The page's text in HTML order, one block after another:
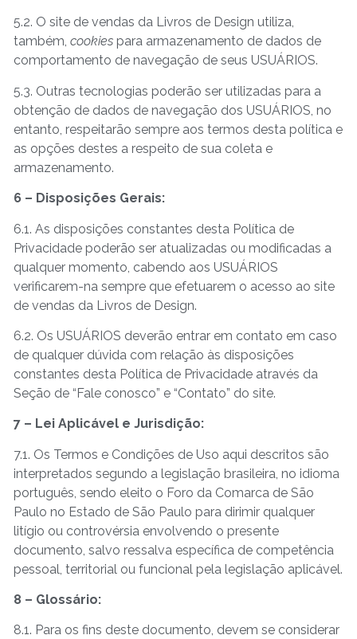
5.2. O site de vendas da Livros de Design utiliza,
também, cookies para armazenamento de dados de
comportamento de navegação de seus USUÁRIOS.
5.3. Outras tecnologias poderão ser utilizadas para a
obtenção de dados de navegação dos USUÁRIOS, no
entanto, respeitarão sempre aos termos desta política e
as opções destes a respeito de sua coleta e
armazenamento.
6 – Disposições Gerais:
6.1. As disposições constantes desta Política de
Privacidade poderão ser atualizadas ou modificadas a
qualquer momento, cabendo aos USUÁRIOS
verificarem-na sempre que efetuarem o acesso ao site
de vendas da Livros de Design.
6.2. Os USUÁRIOS deverão entrar em contato em caso
de qualquer dúvida com relação às disposições
constantes desta Política de Privacidade através da
Seção de “Fale conosco” e “Contato” do site.
7 – Lei Aplicável e Jurisdição:
7.1. Os Termos e Condições de Uso aqui descritos são
interpretados segundo a legislação brasileira, no idioma
português, sendo eleito o Foro da Comarca de São
Paulo no Estado de São Paulo para dirimir qualquer
litígio ou controvérsia envolvendo o presente
documento, salvo ressalva específica de competência
pessoal, territorial ou funcional pela legislação aplicável.
8 – Glossário:
8.1. Para os fins deste documento, devem se considerar